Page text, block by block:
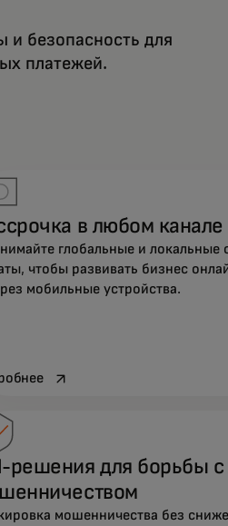
и безопасность для
платежей.
в любом канале
глобальные и локальные
чтобы развивать бизнес
мобильные устройства.
opens in a new tab
решения для борьбы с
мошенничества без